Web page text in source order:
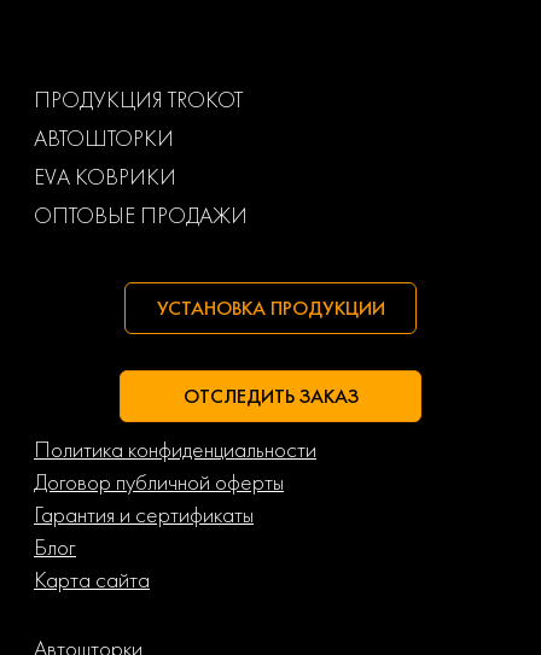
Маз
ПРОДУКЦИЯ TROKOT
АВТОШТОРКИ
EVA КОВРИКИ
ОПТОВЫЕ ПРОДАЖИ
УСТАНОВКА ПРОДУКЦИИ
ОТСЛЕДИТЬ ЗАКАЗ
Политика конфиденциальности
Договор публичной оферты
Гарантия и сертификаты
Блог
Карта сайта
Автошторки